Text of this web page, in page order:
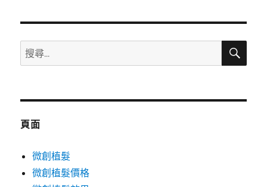
搜
尋
鍵
搜
頁面
微創植髮
微創植髮價格